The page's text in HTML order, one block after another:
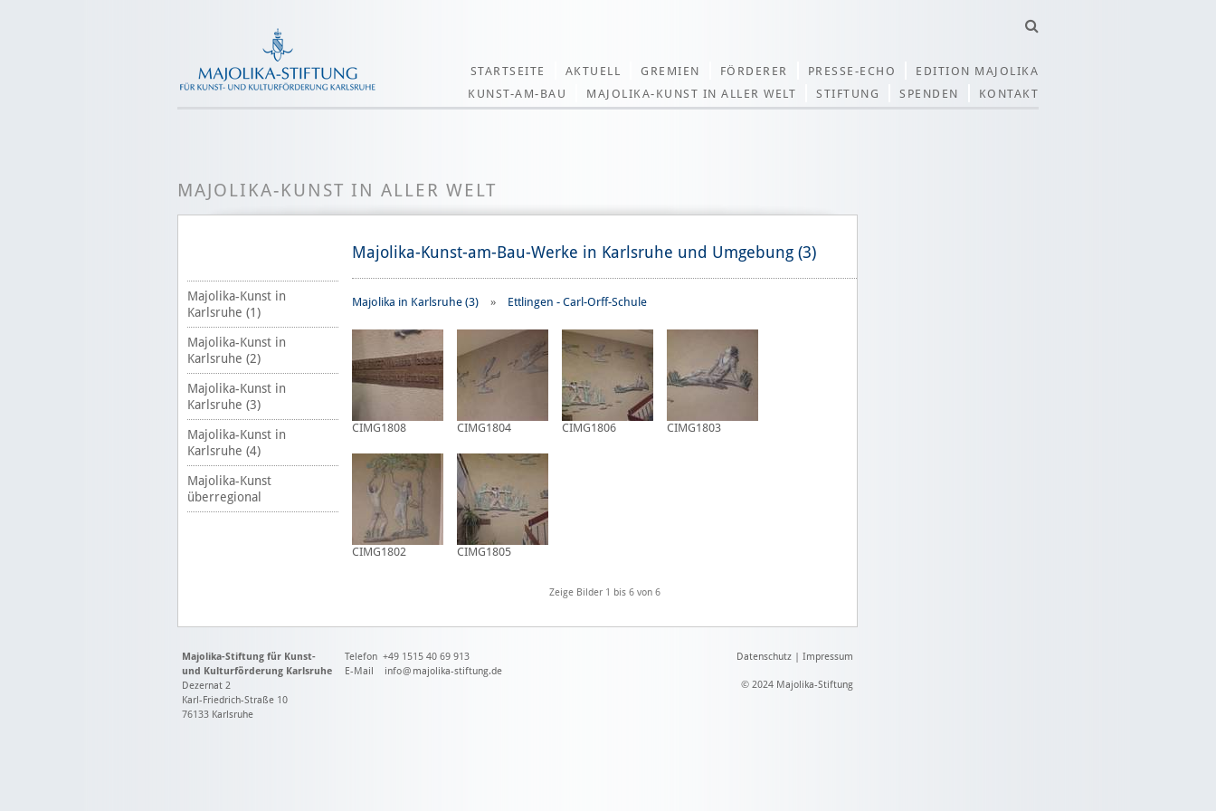
STARTSEITE AKTUELL GREMIEN FÖRDERER PRESSE-ECHO
EDITION MAJOLIKA
KUNST-AM-BAU
MAJOLIKA-KUNST IN ALLER WELT STIFTUNG SPENDEN KONTAKT
MAJOLIKA-KUNST IN ALLER WELT
Majolika-Kunst in
Karlsruhe (1)
Majolika-Kunst in
Karlsruhe (2)
Majolika-Kunst in
Karlsruhe (3)
Majolika-Kunst in
Karlsruhe (4)
Majolika-Kunst
überregional
Majolika-Kunst-am-Bau-Werke in Karlsruhe und Umgebung (3)
Majolika in Karlsruhe (3) » Ettlingen - Carl-Orff-Schule
CIMG1808 CIMG1804 CIMG1806 CIMG1803
CIMG1802 CIMG1805
Zeige Bilder 1 bis 6von 6
Majolika-Stiftung für Kunst-
und Kulturförderung Karlsruhe
Dezernat 2
Karl-Friedrich-Straße 10
76133 Karlsruhe
Telefon +49 1515 40 69 913
E-Mail info@ majolika-stiftung.de
Datenschutz | Impressum
© 2024 Majolika-Stiftung